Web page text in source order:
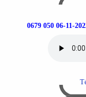
0679 050 06-11-